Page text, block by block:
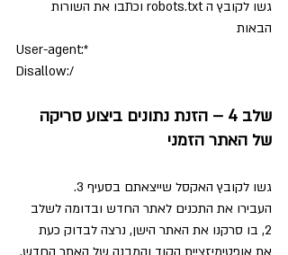
גשו לקובץ ה robots.txt וכתבו את השורות
הבאות
User-agent:*
Disallow:/
שלב 4 – הזנת נתונים ביצוע סריקה
של האתר הזמני
גשו לקובץ האקסל שייצאתם בסעיף 3.
העבירו את התכנים לאתר החדש ובדומה לשלב
2, בו סרקנו את האתר הישן, נרצה לבדוק כעת